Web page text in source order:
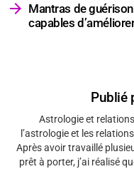
Mantras de
capables
Publié
Astrologie et
l’astrologie et les
Après avoir travaillé
prêt à porter, j’ai réalisé